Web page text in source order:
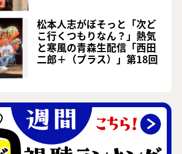
松本人志がぼそっと「次ど
こ行くつもりなん？」熱気
と寒風の青森生配信「西田
二郎＋（プラス）」第18回